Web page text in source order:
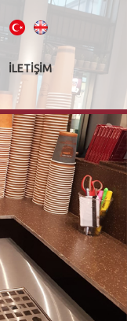
İLETIŞIM